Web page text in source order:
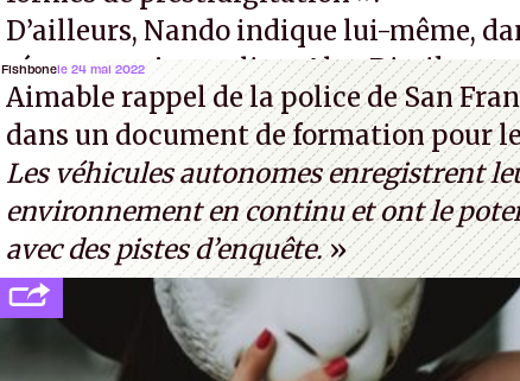
D’ailleurs, Nando indique lui-même,
réponse au journaliste Alex Dimikas,
« encore loin » de prétendre réussir le
Turing. (Crédit photo : Pexels - Arthur
Fishbonele 24 mai 2022
Aimable rappel de la police de San
dans un document de formation pour
Les véhicules autonomes enregistrent
environnement en continu et ont le
avec des pistes d’enquête.»